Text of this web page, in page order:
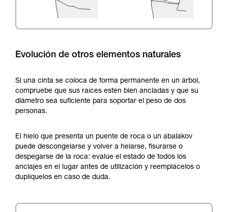
Evolución de otros elementos naturales
Si una cinta se coloca de forma permanente en un árbol,
compruebe que sus raíces estén bien ancladas y que su
diámetro sea suficiente para soportar el peso de dos
personas.
El hielo que presenta un puente de roca o un abalakov
puede descongelarse y volver a helarse, fisurarse o
despegarse de la roca: evalúe el estado de todos los
anclajes en el lugar antes de utilización y reemplácelos o
duplíquelos en caso de duda.